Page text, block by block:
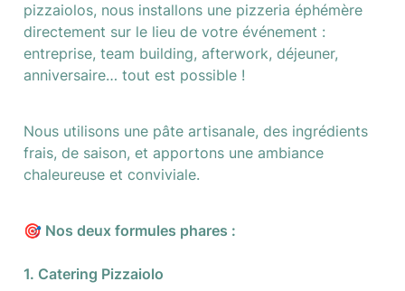
pizzaiolos, nous installons une pizzeria éphémère
directement sur le lieu de votre événement :
entreprise, team building, afterwork, déjeuner,
anniversaire… tout est possible !
Nous utilisons une pâte artisanale, des ingrédients
frais, de saison, et apportons une ambiance
chaleureuse et conviviale.
1. Catering Pizzaiolo